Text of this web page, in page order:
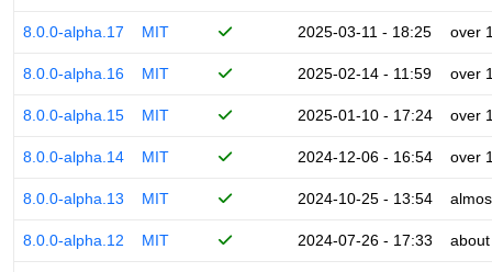
8.0.0-alpha.17 MIT 2025-03-11 - 18:25 over
8.0.0-alpha.16 MIT 2025-02-14 - 11:59 over
8.0.0-alpha.15 MIT 2025-01-10 - 17:24 over
8.0.0-alpha.14 MIT 2024-12-06 - 16:54 over
8.0.0-alpha.13 MIT 2024-10-25 - 13:54
8.0.0-alpha.12 MIT 2024-07-26 - 17:33